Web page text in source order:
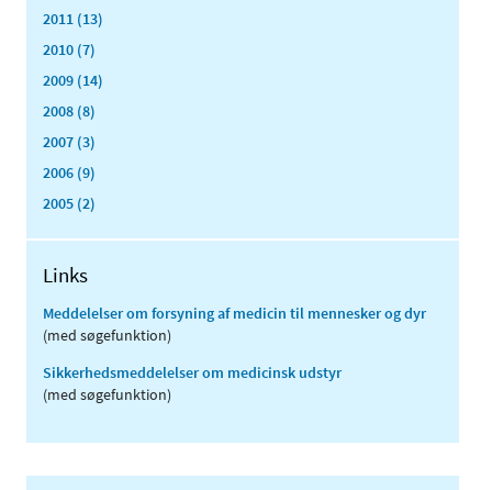
2011 (13)
2010 (7)
2009 (14)
2008 (8)
2007 (3)
2006 (9)
2005 (2)
Links
Meddelelser om forsyning af medicin til mennesker og dyr
(med søgefunktion)
Sikkerhedsmeddelelser om medicinsk udstyr
(med søgefunktion)